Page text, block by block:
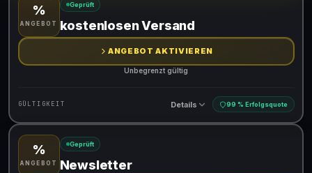
Gültig für teilnehmende Produkte
%
ANGEBOT
Geprüft
kostenlosen Versand
ANGEBOT AKTIVIEREN
Unbegrenzt gültig
GÜLTIGKEIT Details 99 % Erfolgsquote
Gültig für teilnehmende Produkte
%
ANGEBOT
Geprüft
Newsletter